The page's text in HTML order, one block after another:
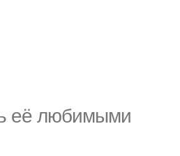
её любимыми